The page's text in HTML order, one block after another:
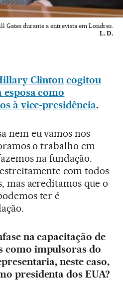
Gates durante a entrevista em Londres.
L. D.
Clinton cogitou
esposa como
à vice-presidência.
nem eu vamos nos
o trabalho em
na fundação.
com todos
mas acreditamos que o
ter é
na capacitação de
como impulsoras do
neste caso,
presidenta dos EUA?